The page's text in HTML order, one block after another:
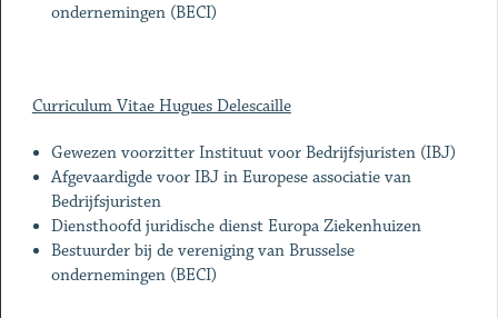
ondernemingen (BECI)
Curriculum Vitae Hugues Delescaille
Gewezen voorzitter Instituut voor Bedrijfsjuristen (IBJ)
Afgevaardigde voor IBJ in Europese associatie van
Bedrijfsjuristen
Diensthoofd juridische dienst Europa Ziekenhuizen
Bestuurder bij de vereniging van Brusselse
ondernemingen (BECI)